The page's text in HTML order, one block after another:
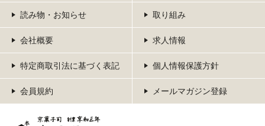
読み物・お知らせ 取り組み
会社概要 求人情報
特定商取引法に基づく表記 個人情報保護方針
会員規約 メールマガジン登録